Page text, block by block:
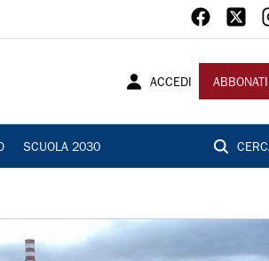
ACCEDI ABBONATI
SCUOLA 2030